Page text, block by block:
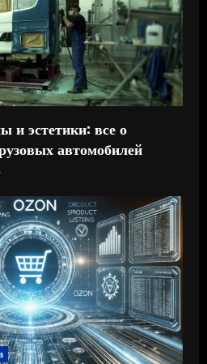
и эстетики: все о
автомобилей